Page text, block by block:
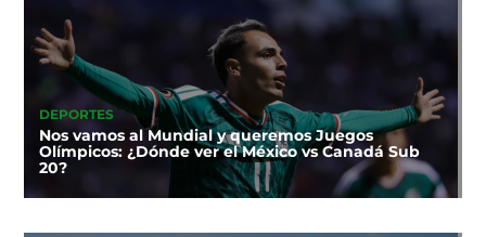
DEPORTES
Nos vamos al Mundial y queremos Juegos
Olímpicos: ¿Dónde ver el México vs Canadá Sub
20?